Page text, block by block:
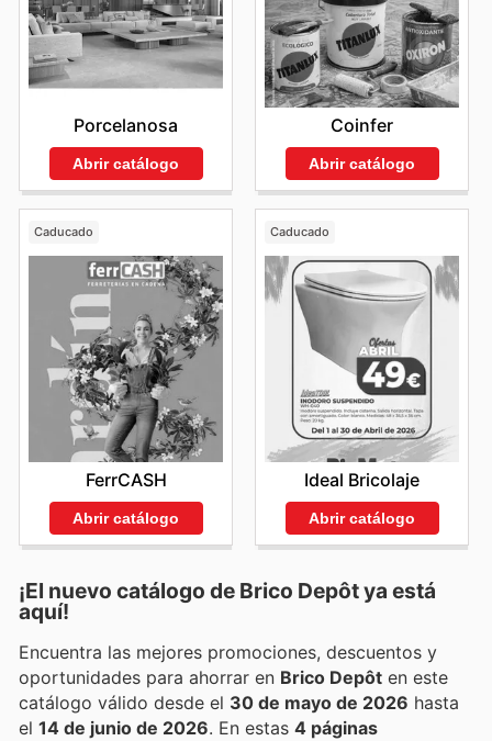
Porcelanosa
Abrir catálogo
Coinfer
Abrir catálogo
Caducado
FerrCASH
Abrir catálogo
Caducado
Ideal Bricolaje
Abrir catálogo
¡El nuevo catálogo de Brico Depôtya está
aquí!
Encuentra las mejores promociones, descuentos y
oportunidades para ahorrar en Brico Depôt en este
catálogo válido desde el 30 de mayo de 2026 hasta
el 14 de junio de 2026 . En estas 4 páginas